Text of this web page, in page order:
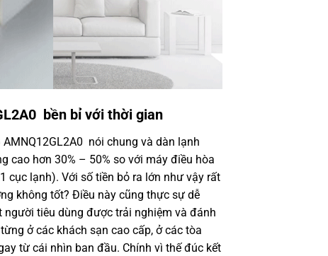
bền bỉ với thời gian
AMNQ12GL2A0 nói chung và dàn lạnh
cao hơn 30% – 50% so với máy điều hòa
cục lạnh). Với số tiền bỏ ra lớn như vậy rất
không tốt? Điều này cũng thực sự dễ
tiêu dùng được trải nghiệm và đánh
ở các khách sạn cao cấp, ở các tòa
từ cái nhìn ban đầu. Chính vì thế đúc kết